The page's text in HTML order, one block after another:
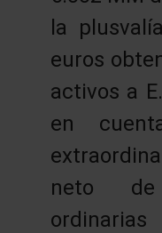
la
euros
activos a
en
neto